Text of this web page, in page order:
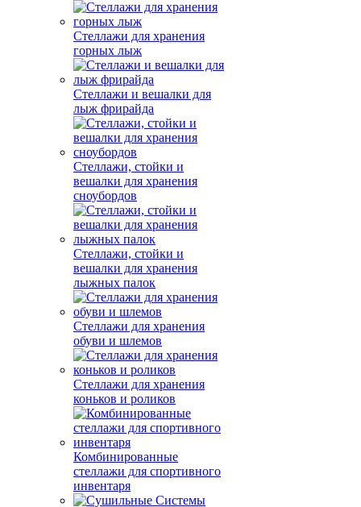
Стеллажи для хранения
горных лыж
Стеллажи и вешалки для
лыж фрирайда
Стеллажи, стойки и
вешалки для хранения
сноубордов
Стеллажи, стойки и
вешалки для хранения
лыжных палок
Стеллажи для хранения
обуви и шлемов
Стеллажи для хранения
коньков и роликов
Комбинированные
стеллажи для спортивного
инвентаря